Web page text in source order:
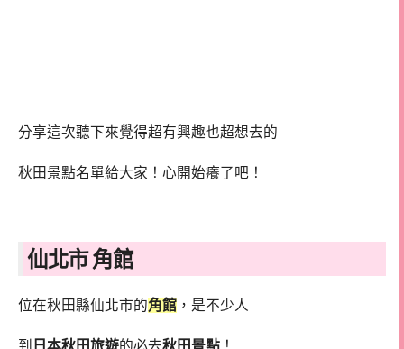
分享這次聽下來覺得超有興趣也超想去的
秋田景點名單給大家！心開始癢了吧！
仙北市 角館
位在秋田縣仙北市的角館 ，是不少人
到 日本秋田旅遊的必去秋田景點 ！